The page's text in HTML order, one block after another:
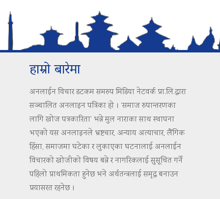
हाम्रो बारेमा
अनलाईन विचार डटकम समरुप मिडिया नेटवर्क प्रा.लि.द्वारा
सञ्चालित अनलाइन पत्रिका हो । ‘समाज रुपान्तरणका
लागि खोज पत्रकारिता’ भन्ने मुल नाराका साथ स्थापना
भएको यस अनलाइनले भ्रष्टचार, अन्याय अत्याचार, लैंगिक
हिंसा, समाजमा घटेका र लुकाएका घटनालाई अनलाईन
विचारको खोजीको विषय बन्ने र नागरिकलाई सुसूचित गर्ने
पहिलो प्राथमिकता हुनेछ भने अर्थतन्त्रलाई समृद्ध बनाउन
प्रयासरत रहनेछ ।